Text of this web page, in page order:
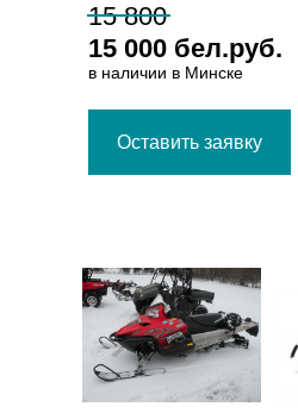
15 800
15 000 бел.руб.
в наличии в Минске
Оставить заявку